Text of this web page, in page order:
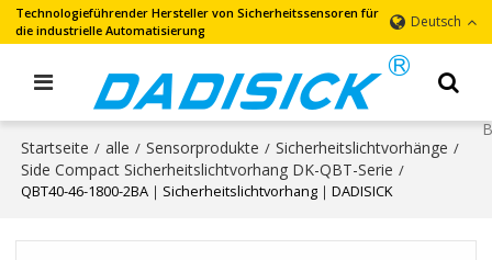
Technologieführender Hersteller von Sicherheitssensoren für
die industrielle Automatisierung
Deutsch
Startseite / alle / Sensorprodukte / Sicherheitslichtvorhänge /
Side Compact Sicherheitslichtvorhang DK-QBT-Serie /
QBT40-46-1800-2BA｜Sicherheitslichtvorhang｜DADISICK